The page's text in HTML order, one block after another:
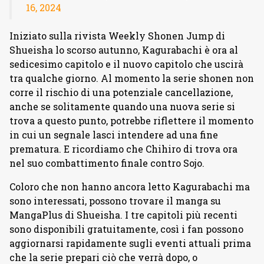
16, 2024
Iniziato sulla rivista Weekly Shonen Jump di
Shueisha lo scorso autunno, Kagurabachi è ora al
sedicesimo capitolo e il nuovo capitolo che uscirà
tra qualche giorno. Al momento la serie shonen non
corre il rischio di una potenziale cancellazione,
anche se solitamente quando una nuova serie si
trova a questo punto, potrebbe riflettere il momento
in cui un segnale lasci intendere ad una fine
prematura. E ricordiamo che Chihiro di trova ora
nel suo combattimento finale contro Sojo.
Coloro che non hanno ancora letto Kagurabachi ma
sono interessati, possono trovare il manga su
MangaPlus di Shueisha. I tre capitoli più recenti
sono disponibili gratuitamente, così i fan possono
aggiornarsi rapidamente sugli eventi attuali prima
che la serie prepari ciò che verrà dopo, o